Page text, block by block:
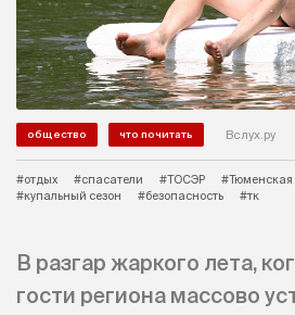
общество что почитать Вслух.ру
#отдых #спасатели #ТОСЭР #Тюменская
#купальный сезон
#безопасность #тк
В разгар жаркого лета,
гости региона массово